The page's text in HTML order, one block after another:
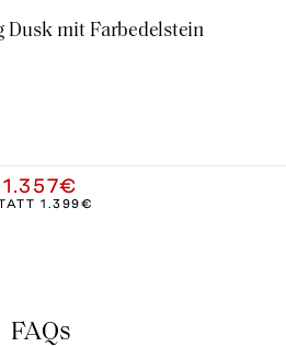
Dusk mit Farbedelstein
1.357€
1.399€
FAQs